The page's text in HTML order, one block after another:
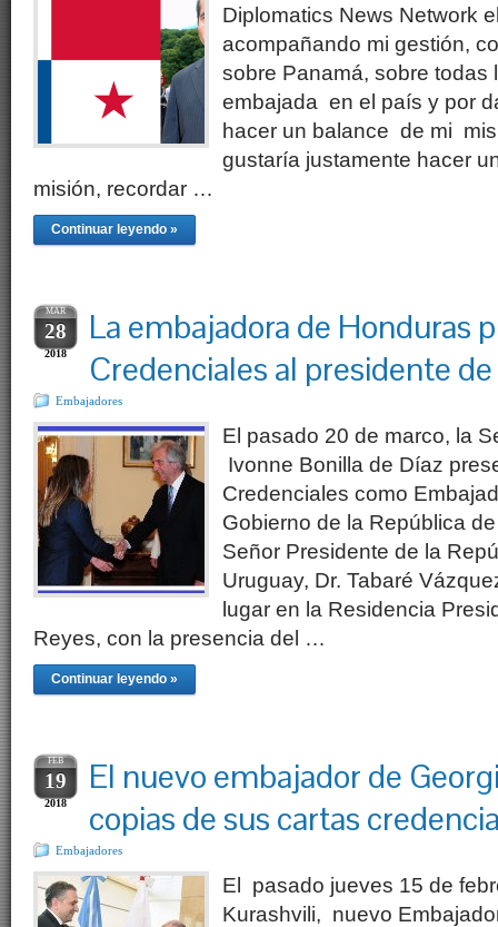
Diplomatics News Network
acompañando mi gestión,
sobre Panamá, sobre todas
embajada en el país y por
hacer un balance de mi
gustaría justamente hacer
misión, recordar …
Continuar leyendo »
MAR
28
2018
La embajadora de Honduras
Credenciales al presidente
Embajadores
El pasado 20 de marco, la
Ivonne Bonilla de Díaz
Credenciales como
Gobierno de la República
Señor Presidente de la
Uruguay, Dr. Tabaré
lugar en la Residencia
Reyes, con la presencia del …
Continuar leyendo »
FEB
19
2018
El nuevo embajador de
copias de sus cartas
Embajadores
El pasado jueves 15 de
Kurashvili, nuevo